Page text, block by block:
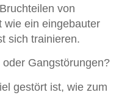
von
wie ein eingebauter
sich trainieren.
Gangstörungen?
gestört ist, wie zum